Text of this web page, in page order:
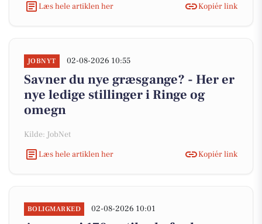
Læs hele artiklen her
Kopiér link
JOBNYT 02-08-2026 10:55
Savner du nye græsgange? - Her er
nye ledige stillinger i Ringe og
omegn
Kilde: JobNet
Læs hele artiklen her
Kopiér link
BOLIGMARKED 02-08-2026 10:01